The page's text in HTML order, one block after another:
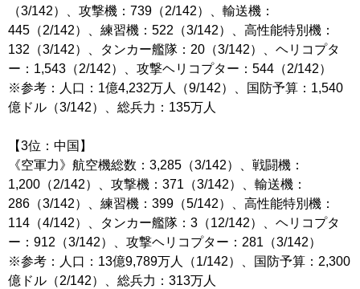
（3/142）、攻撃機：739（2/142）、輸送機：
445（2/142）、練習機：522（3/142）、高性能特別機：
132（3/142）、タンカー艦隊：20（3/142）、ヘリコプタ
ー：1,543（2/142）、攻撃ヘリコプター：544（2/142）
※参考：人口：1億4,232万人（9/142）、国防予算：1,540
億ドル（3/142）、総兵力：135万人
【3位：中国】
《空軍力》航空機総数：3,285（3/142）、戦闘機：
1,200（2/142）、攻撃機：371（3/142）、輸送機：
286（3/142）、練習機：399（5/142）、高性能特別機：
114（4/142）、タンカー艦隊：3（12/142）、ヘリコプタ
ー：912（3/142）、攻撃ヘリコプター：281（3/142）
※参考：人口：13億9,789万人（1/142）、国防予算：2,300
億ドル（2/142）、総兵力：313万人